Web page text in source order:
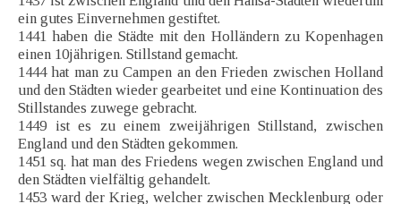
ein gutes Einvernehmen gestiftet.
1441 haben die Städte mit den Holländern zu Kopenhagen
einen 10jährigen. Stillstand gemacht.
1444 hat man zu Campen an den Frieden zwischen Holland
und den Städten wieder gearbeitet und eine Kontinuation des
Stillstandes zuwege gebracht.
1449 ist es zu einem zweijährigen Stillstand, zwischen
England und den Städten gekommen.
1451 sq. hat man des Friedens wegen zwischen England und
den Städten vielfältig gehandelt.
1453 ward der Krieg, welcher zwischen Mecklenburg oder